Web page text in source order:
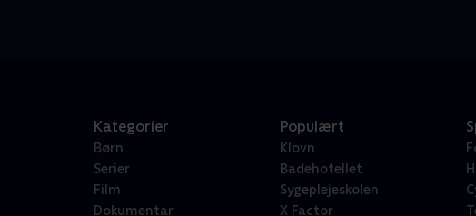
Kategorier
Børn
Serier
Film
Dokumentar
Populært
Klovn
Badehotellet
Sygeplejeskolen
X Factor